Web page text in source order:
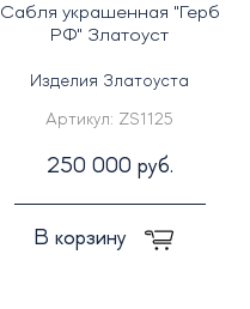
Сабля украшенная "Герб
РФ" Златоуст
Изделия Златоуста
Артикул: ZS1125
250 000 руб.
В корзину